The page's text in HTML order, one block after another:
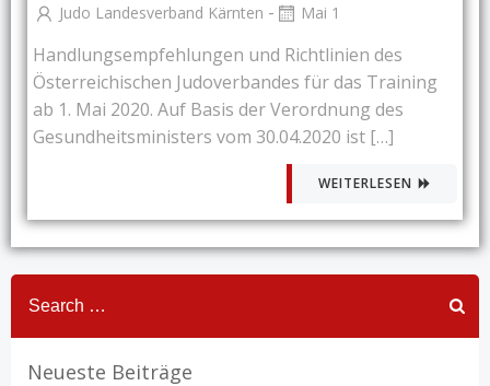
Judo Landesverband Kärnten - Mai 1
Handlungsempfehlungen und Richtlinien des
Österreichischen Judoverbandes für das Training
ab 1. Mai 2020. Auf Basis der Verordnung des
Gesundheitsministers vom 30.04.2020 ist […]
WEITERLESEN
Search
for:
Neueste Beiträge